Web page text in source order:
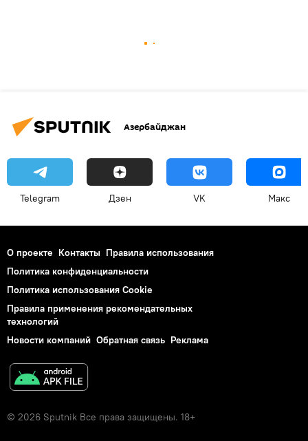
Азербайджан
Telegram Дзен VK Макс
О проекте Контакты Правила использования
Политика конфиденциальности
Политика использования Cookie
Правила применения рекомендательных
технологий
Новости компаний Обратная связь Реклама
© 2026 Sputnik Все права защищены. 18+